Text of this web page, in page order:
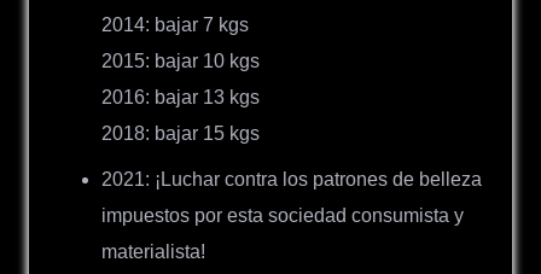
2014: bajar 7 kgs
2015: bajar 10 kgs
2016: bajar 13 kgs
2018: bajar 15 kgs
2021: ¡Luchar contra los patrones de belleza
impuestos por esta sociedad consumista y
materialista!